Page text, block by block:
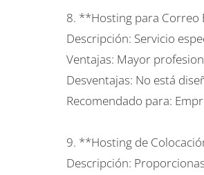
8. **Hosting para Correo
Descripción: Servicio
Ventajas: Mayor
Desventajas: No está
Recomendado para:
9. **Hosting de
Descripción: